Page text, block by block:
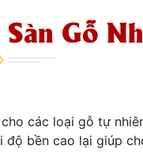
Gỗ
các loại gỗ tự
bền cao lại giúp